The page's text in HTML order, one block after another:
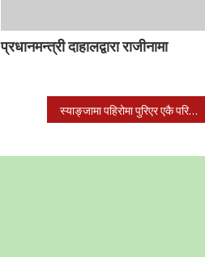
प्रधानमन्त्री दाहालद्वारा राजीनामा
स्याङ्जामा पहिरोमा पुरिएर एकै परिवारका ९ सहित १० को मृत्यु, एक जनाको उद्धार